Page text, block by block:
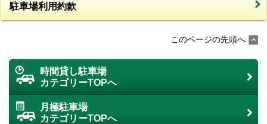
駐車場利用約款
このページの先頭へ
時間貸し駐車場
カテゴリーTOPへ
月極駐車場
カテゴリーTOPへ